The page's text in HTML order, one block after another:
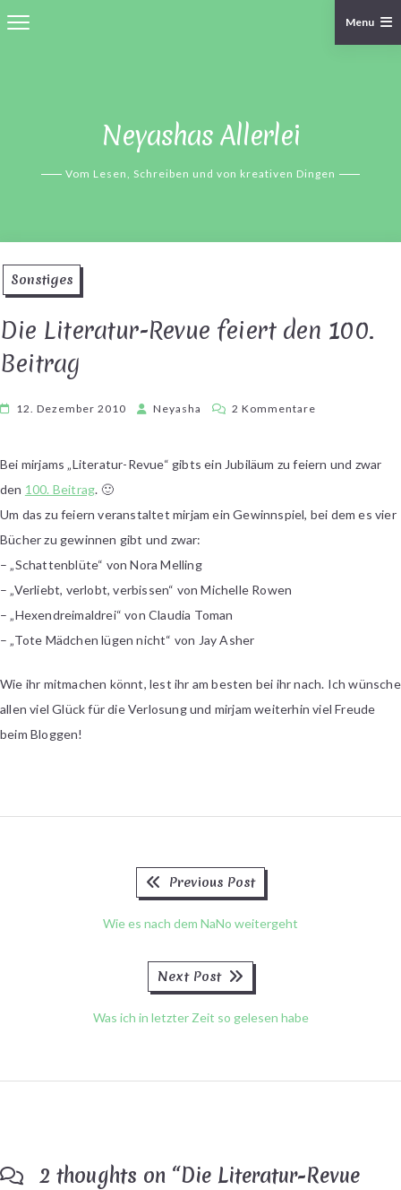
Neyashas Allerlei
Vom Lesen, Schreiben und von kreativen Dingen
Menu
Sonstiges
Die Literatur-Revue feiert den 100.
Beitrag
12. Dezember 2010 Neyasha 2 Kommentare
Revue
den
Bei mirjams „Literatur-Revue“ gibts ein Jubiläum zu feiern und zwar
den 100. Beitrag. 🙂
Um das zu feiern veranstaltet mirjam ein Gewinnspiel, bei dem es vier
Bücher zu gewinnen gibt und zwar:
– „Schattenblüte“ von Nora Melling
– „Verliebt, verlobt, verbissen“ von Michelle Rowen
– „Hexendreimaldrei“ von Claudia Toman
– „Tote Mädchen lügen nicht“ von Jay Asher
Wie ihr mitmachen könnt, lest ihr am besten bei ihr nach. Ich wünsche
allen viel Glück für die Verlosung und mirjam weiterhin viel Freude
beim Bloggen!
BeitragsnavigationPrevious Post
Wie es nach dem NaNo weitergeht
Next Post
Was ich in letzter Zeit so gelesen habe
2 thoughts on “Die Literatur-Revue